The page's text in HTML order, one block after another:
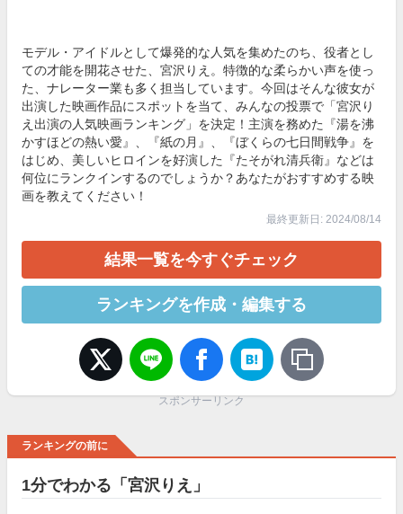
モデル・アイドルとして爆発的な人気を集めたのち、役者とし
ての才能を開花させた、宮沢りえ。特徴的な柔らかい声を使っ
た、ナレーター業も多く担当しています。今回はそんな彼女が
出演した映画作品にスポットを当て、みんなの投票で「宮沢り
え出演の人気映画ランキング」を決定！主演を務めた『湯を沸
かすほどの熱い愛』、『紙の月』、『ぼくらの七日間戦争』を
はじめ、美しいヒロインを好演した『たそがれ清兵衛』などは
何位にランクインするのでしょうか？あなたがおすすめする映
画を教えてください！
最終更新日: 2024/08/14
結果一覧を今すぐチェック
ランキングを作成・編集する
スポンサーリンク
ランキングの前に
1分でわかる「宮沢りえ」